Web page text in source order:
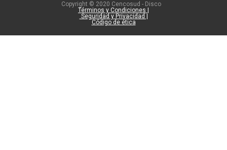
Copyright © 2020 Cencosud - Disco
Términos y Condiciones |
Seguridad y Privacidad |
Código de ética